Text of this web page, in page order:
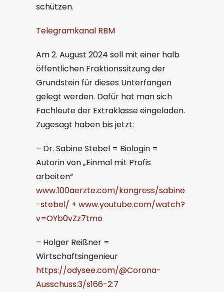
schützen.
Telegramkanal RBM
Am 2. August 2024 soll mit einer halb
öffentlichen Fraktionssitzung der
Grundstein für dieses Unterfangen
gelegt werden. Dafür hat man sich
Fachleute der Extraklasse eingeladen.
Zugesagt haben bis jetzt:
– Dr. Sabine Stebel = Biologin =
Autorin von „Einmal mit Profis
arbeiten“
www.100aerzte.com/kongress/sabine
-stebel/ +www.youtube.com/watch?
v=OYb0vZz7tmo
– Holger Reißner =
Wirtschaftsingenieur
https://odysee.com/@Corona-
Ausschuss:3/s166-2:7